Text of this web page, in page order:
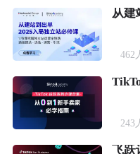
462
243